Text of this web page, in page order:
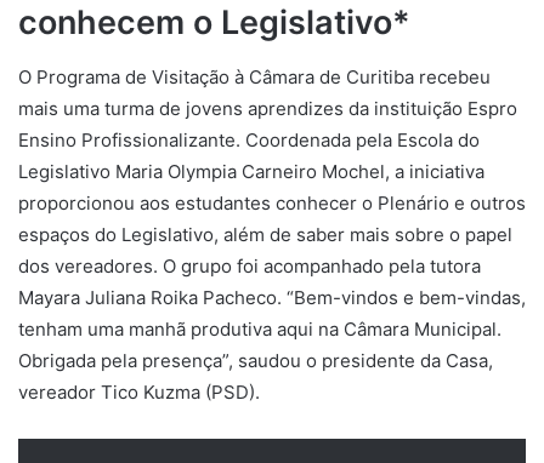
conhecem o Legislativo*
O Programa de Visitação à Câmara de Curitiba recebeu
mais uma turma de jovens aprendizes da instituição Espro
Ensino Profissionalizante. Coordenada pela Escola do
Legislativo Maria Olympia Carneiro Mochel, a iniciativa
proporcionou aos estudantes conhecer o Plenário e outros
espaços do Legislativo, além de saber mais sobre o papel
dos vereadores. O grupo foi acompanhado pela tutora
Mayara Juliana Roika Pacheco. “Bem-vindos e bem-vindas,
tenham uma manhã produtiva aqui na Câmara Municipal.
Obrigada pela presença”, saudou o presidente da Casa,
vereador Tico Kuzma (PSD).